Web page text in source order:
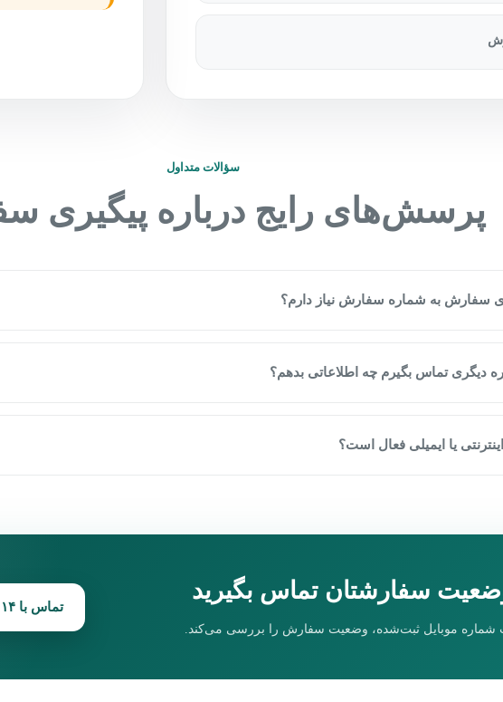
سؤالات متداول
پرسش‌های رایج درباره پیگیری
سفارش به شماره سفارش نیاز دارم؟
دیگری تماس بگیرم چه اطلاعاتی بدهم؟
اینترنتی یا ایمیلی فعال است؟
سفارشتان تماس بگیرید
شماره موبایل ثبت‌شده، وضعیت سفارش را بررسی می‌کند.
تماس با ۰۹۱۲۸۳۴۹۰۱۴